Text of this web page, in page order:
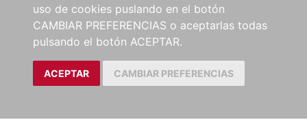
uso de cookies puslando en el botón
CAMBIAR PREFERENCIAS o aceptarlas todas
pulsando el botón ACEPTAR.
ACEPTAR CAMBIAR PREFERENCIAS